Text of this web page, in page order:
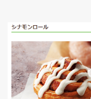
い。平均値で見ても情報
ストグラムなどをあわせ
やすい。朝日新聞の記事
把握しやすい。 そうい
るのって、最近見かけな
なのか？？
は微妙だ・・・と言い
だ。ただ、その見直し内
旨。 AIにまとめさせる
い」と言われているので
言われるのは時間の問題